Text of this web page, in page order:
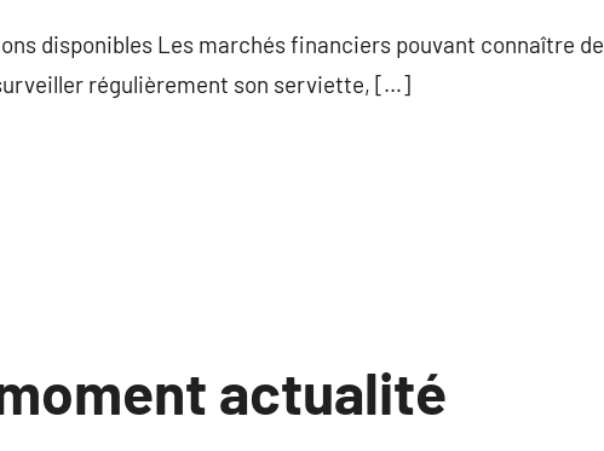
disponibles Les marchés financiers pouvant connaître de
régulièrement son serviette, […]
actualité